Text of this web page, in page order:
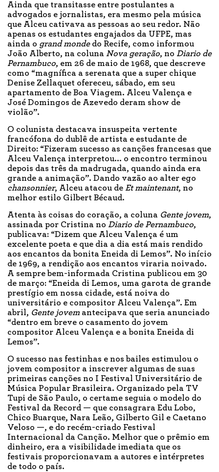
Ainda que transitasse entre postulantes a
advogados e jornalistas, era mesmo pela música
que Alceu cativava as pessoas ao seu redor. Não
apenas os estudantes engajados da UFPE, mas
ainda o grand mondedo Recife, como informou
João Alberto, na coluna Nova geração, no Diario de
Pernambuco, em 26 de maio de 1968, que descreve
como “magnífica a serenata que a super chique
Denise Zellaquet ofereceu, sábado, em seu
apartamento de Boa Viagem. Alceu Valença e
José Domingos de Azevedo deram show de
violão”.
O colunista destacava insuspeita vertente
francófona do dublê de artista e estudante de
Direito: “Fizeram sucesso as canções francesas que
Alceu Valença interpretou... o encontro terminou
depois das três da madrugada, quando ainda era
grande a animação”. Dando vazão ao alter ego
chansonnier, Alceu atacou de Et maintenant, no
melhor estilo Gilbert Bécaud.
Atenta às coisas do coração, a coluna Gente jovem,
assinada por Cristina no Diario de Pernambuco,
publicava: “Dizem que Alceu Valença é um
excelente poeta e que dia a dia está mais rendido
aos encantos da bonita Eneida di Lemos”. No início
de 1969, a rendição aos encantos viraria noivado.
A sempre bem-informada Cristina publicou em 30
de março: “Eneida di Lemos, uma garota de grande
prestígio em nossa cidade, está noiva do
universitário e compositor Alceu Valença”. Em
abril, Gente jovem antecipava que seria anunciado
“dentro em breve o casamento do jovem
compositor Alceu Valença e a bonita Eneida di
Lemos”.
O sucesso nas festinhas e nos bailes estimulou o
jovem compositor a inscrever algumas de suas
primeiras canções no I Festival Universitário de
Música Popular Brasileira. Organizado pela TV
Tupi de São Paulo, o certame seguia o modelo do
Festival da Record — que consagrara Edu Lobo,
Chico Buarque, Nara Leão, Gilberto Gil e Caetano
Veloso —, e do recém-criado Festival
Internacional da Canção. Melhor que o prêmio em
dinheiro, era a visibilidade imediata que os
festivais proporcionavam a autores e intérpretes
de todo o país.